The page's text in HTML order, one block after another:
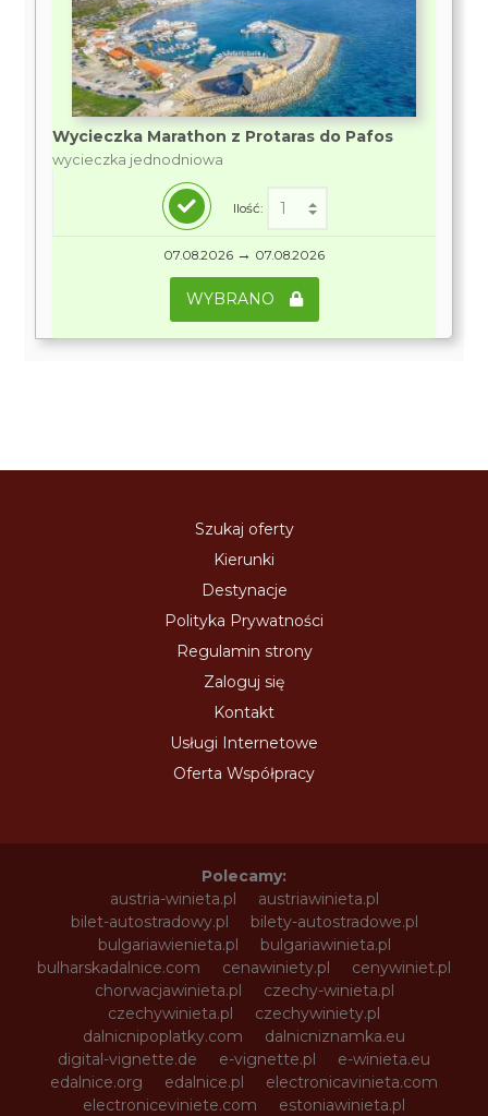
Wycieczka Marathon z Protaras do Pafos
wycieczka jednodniowa
Ilość:
07.08.2026 → 07.08.2026
WYBRANO
Szukaj oferty
Kierunki
Destynacje
Polityka Prywatności
Regulamin strony
Zaloguj się
Kontakt
Usługi Internetowe
Oferta Współpracy
Polecamy:
austria-winieta.pl
austriawinieta.pl
bilet-autostradowy.pl
bilety-autostradowe.pl
bulgariawienieta.pl
bulgariawinieta.pl
bulharskadalnice.com
cenawiniety.pl
cenywiniet.pl
chorwacjawinieta.pl
czechy-winieta.pl
czechywinieta.pl
czechywiniety.pl
dalnicnipoplatky.com
dalnicniznamka.eu
digital-vignette.de
e-vignette.pl
e-winieta.eu
edalnice.org
edalnice.pl
electronicavinieta.com
electroniceviniete.com
estoniawinieta.pl